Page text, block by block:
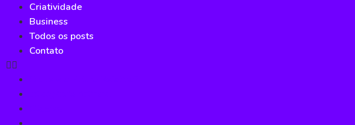
Criatividade
Business
Todos os posts
Contato